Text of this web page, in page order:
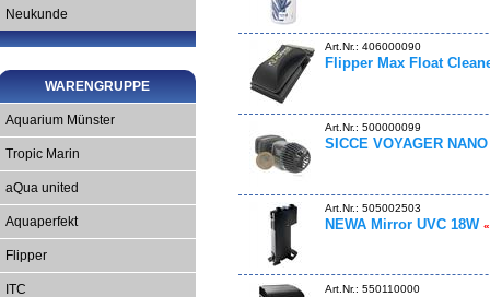
Neukunde
WARENGRUPPE
Aquarium Münster
Tropic Marin
aQua united
Aquaperfekt
Flipper
ITC
Art.Nr.: 406000090
Flipper Max Float
Art.Nr.: 500000099
SICCE VOYAGER
Art.Nr.: 505002503
NEWA Mirror UVC 18W
Art.Nr.: 550110000